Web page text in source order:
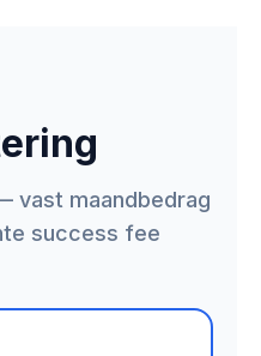
vast maandbedrag
success fee